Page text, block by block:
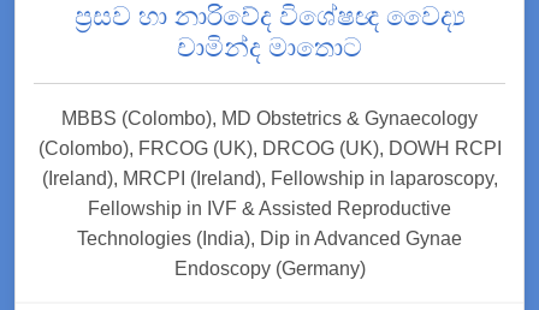
ප්‍රසව හා නාරිවේද විශේෂඥ වෛද්‍ය
චාමින්ද මාතොට
MBBS (Colombo), MD Obstetrics & Gynaecology
(Colombo), FRCOG (UK), DRCOG (UK), DOWH RCPI
(Ireland), MRCPI (Ireland), Fellowship in laparoscopy,
Fellowship in IVF & Assisted Reproductive
Technologies (India), Dip in Advanced Gynae
Endoscopy (Germany)